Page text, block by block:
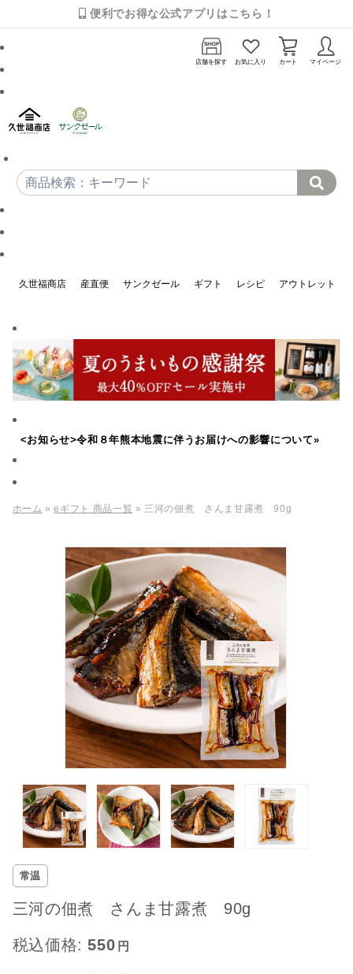
便利でお得な公式アプリはこちら！
店舗を探す お気に入り カート マイページ
久世福商店 産直便 サンクゼール ギフト レシピ アウトレット
<お知らせ>令和８年熊本地震に伴うお届けへの影響について»
ホーム »eギフト 商品一覧 » 三河の佃煮 さんま甘露煮 90g
常温
三河の佃煮 さんま甘露煮 90g
税込価格:550